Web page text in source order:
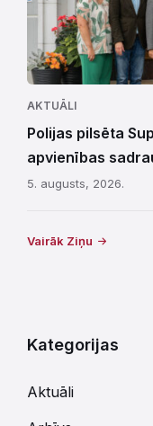
AKTUĀLI
Polijas pilsēta
apvienības
5. augusts, 2026.
Vairāk Ziņu
Kategorijas
Aktuāli